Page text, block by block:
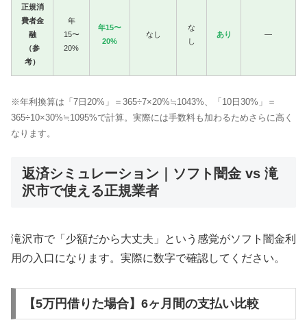
正規消
費者金
融
（参
考）
年
15〜
20%
年15〜
20%
なし
な
し
あり —
※年利換算は「7日20%」＝365÷7×20%≒1043%、「10日30%」＝
365÷10×30%≒1095%で計算。実際には手数料も加わるためさらに高く
なります。
返済シミュレーション｜ソフト闇金 vs 滝
沢市で使える正規業者
滝沢市で「少額だから大丈夫」という感覚がソフト闇金利
用の入口になります。実際に数字で確認してください。
【5万円借りた場合】6ヶ月間の支払い比較